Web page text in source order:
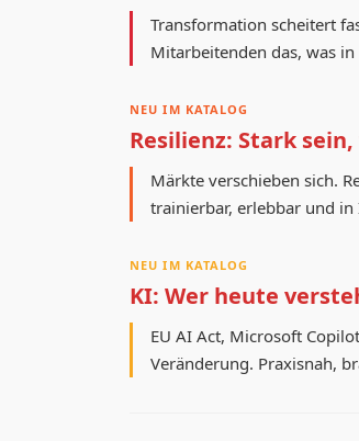
Transformation scheitert
Mitarbeitenden das, was
NEU IM KATALOG
Resilienz: Stark
Märkte verschieben sich.
trainierbar, erlebbar und
NEU IM KATALOG
KI: Wer heute
EU AI Act, Microsoft
Veränderung. Praxisnah,